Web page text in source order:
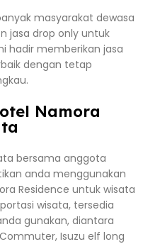
masyarakat dewasa
jasa drop only untuk
hadir memberikan jasa
dengan tetap
Namora
bersama anggota
anda menggunakan
Residence untuk wisata
wisata, tersedia
gunakan, diantara
Isuzu elf long